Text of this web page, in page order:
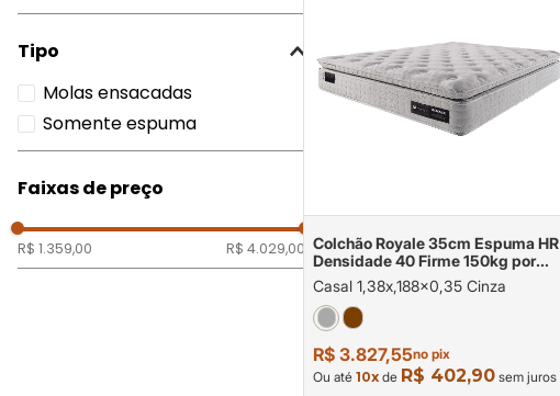
Tipo
Molas ensacadas
Somente espuma
Faixas de preço
R$ 1.359,00 R$ 4.029,00 Colchão Royale 35cm Espuma HR
Densidade 40 Firme 150kg por
pessoa
Casal 1,38x,188x0,35 Cinza
R$ 3.827,55no pix
Ou até10x de R$ 402,90 sem juros